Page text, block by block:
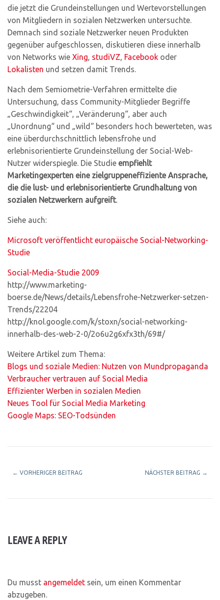
die jetzt die Grundeinstellungen und Wertevorstellungen
von Mitgliedern in sozialen Netzwerken untersuchte.
Demnach sind soziale Netzwerker neuen Produkten
gegenüber aufgeschlossen, diskutieren diese innerhalb
von Networks wie Xing, studiVZ, Facebook oder
Lokalisten und setzen damit Trends.
Nach dem Semiometrie-Verfahren ermittelte die
Untersuchung, dass Community-Mitglieder Begriffe
„Geschwindigkeit“, „Veränderung“, aber auch
„Unordnung“ und „wild“ besonders hoch bewerteten, was
eine überdurchschnittlich lebensfrohe und
erlebnisorientierte Grundeinstellung der Social-Web-
Nutzer widerspiegle. Die Studie empfiehlt
Marketingexperten eine zielgruppeneffiziente Ansprache,
die die lust- und erlebnisorientierte Grundhaltung von
sozialen Netzwerkern aufgreift.
Siehe auch:
Microsoft veröffentlicht europäische Social-Networking-
Studie
Social-Media-Studie 2009
http://www.marketing-
boerse.de/News/details/Lebensfrohe-Netzwerker-setzen-
Trends/22204
http://knol.google.com/k/stoxn/social-networking-
innerhalb-des-web-2-0/2o6u2g6xfx3th/69#/
Weitere Artikel zum Thema:
Blogs und soziale Medien: Nutzen von Mundpropaganda
Verbraucher vertrauen auf Social Media
Effizienter Werben in sozialen Medien
Neues Tool für Social Media Marketing
Google Maps: SEO-Todsünden
← VORHERIGER BEITRAG NÄCHSTER BEITRAG →
LEAVE A REPLY
Du musst angemeldet sein, um einen Kommentar
abzugeben.